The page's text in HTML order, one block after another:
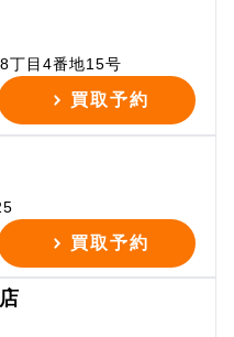
丁目4番地15号
買取予約
買取予約